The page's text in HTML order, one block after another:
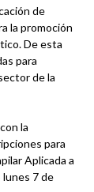
de
la promoción
De esta
para
de la
la
para
Aplicada a
lunes 7 de